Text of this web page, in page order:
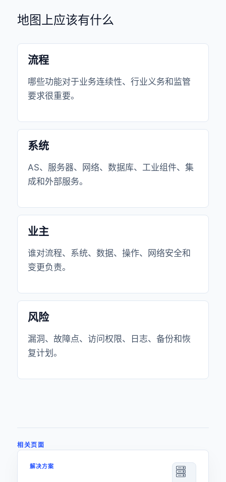
地图上应该有什么
流程
哪些功能对于业务连续性、行业义务和监管
要求很重要。
系统
AS、服务器、网络、数据库、工业组件、集
成和外部服务。
业主
谁对流程、系统、数据、操作、网络安全和
变更负责。
风险
漏洞、故障点、访问权限、日志、备份和恢
复计划。
相关页面
解决方案